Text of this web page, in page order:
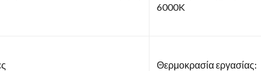
6000K
Θερμοκρασία εργασίας: